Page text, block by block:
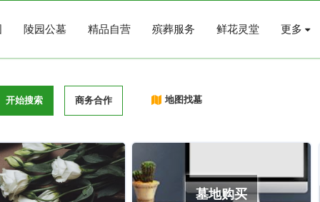
陵园公墓 精品自营 殡葬服务 鲜花灵堂 更多
开始搜索 商务合作 地图找墓
墓地购买